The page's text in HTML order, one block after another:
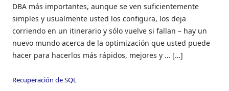
DBA más importantes, aunque se ven suficientemente
simples y usualmente usted los configura, los deja
corriendo en un itinerario y sólo vuelve si fallan – hay un
nuevo mundo acerca de la optimización que usted puede
hacer para hacerlos más rápidos, mejores y … […]
Recuperación de SQL